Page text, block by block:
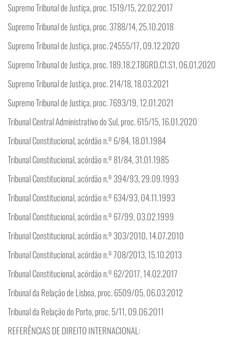
Supremo Tribunal de Justiça, proc. 1519/15, 22.02.2017
Supremo Tribunal de Justiça, proc. 3788/14, 25.10.2018
Supremo Tribunal de Justiça, proc. 24555/17, 09.12.2020
Supremo Tribunal de Justiça, proc. 189.18.2.T8GRD.C1.S1, 06.01.2020
Supremo Tribunal de Justiça, proc. 214/18, 18.03.2021
Supremo Tribunal de Justiça, proc. 7693/19, 12.01.2021
Tribunal Central Administrativo do Sul, proc. 615/15, 16.01.2020
Tribunal Constitucional, acórdão n.º 6/84, 18.01.1984
Tribunal Constitucional, acórdão n.º 81/84, 31.01.1985
Tribunal Constitucional, acórdão n.º 394/93, 29.09.1993
Tribunal Constitucional, acórdão n.º 634/93, 04.11.1993
Tribunal Constitucional, acórdão n.º 67/99, 03.02.1999
Tribunal Constitucional, acórdão n.º 303/2010, 14.07.2010
Tribunal Constitucional, acórdão n.º 708/2013, 15.10.2013
Tribunal Constitucional, acórdão n.º 62/2017, 14.02.2017
Tribunal da Relação de Lisboa, proc. 6509/05, 06.03.2012
Tribunal da Relação do Porto, proc. 5/11, 09.06.2011
REFERÊNCIAS DE DIREITO INTERNACIONAL: